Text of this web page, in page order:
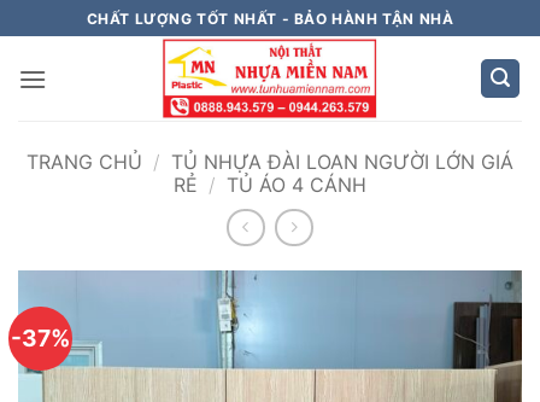
qua
nội
CHẤT LƯỢNG TỐT NHẤT - BẢO HÀNH TẬN NHÀ
TRANG CHỦ / TỦ NHỰA ĐÀI LOAN NGƯỜI LỚN GIÁ
RẺ / TỦ ÁO 4 CÁNH
-37%